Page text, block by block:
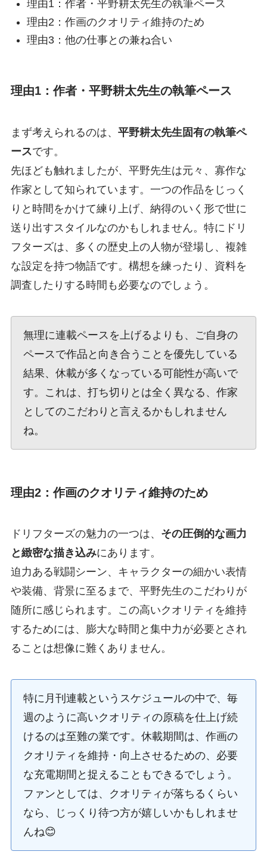
理由1：作者・平野耕太先生の執筆ペース
理由2：作画のクオリティ維持のため
理由3：他の仕事との兼ね合い
理由1：作者・平野耕太先生の執筆ペース
まず考えられるのは、 平野耕太先生固有の執筆ペ
ースです。
先ほども触れましたが、平野先生は元々、寡作な
作家として知られています。一つの作品をじっく
りと時間をかけて練り上げ、納得のいく形で世に
送り出すスタイルなのかもしれません。特にドリ
フターズは、多くの歴史上の人物が登場し、複雑
な設定を持つ物語です。構想を練ったり、資料を
調査したりする時間も必要なのでしょう。
無理に連載ペースを上げるよりも、ご自身の
ペースで作品と向き合うことを優先している
結果、休載が多くなっている可能性が高いで
す。これは、打ち切りとは全く異なる、作家
としてのこだわりと言えるかもしれません
ね。
理由2：作画のクオリティ維持のため
ドリフターズの魅力の一つは、 その圧倒的な画力
と緻密な描き込みにあります。
迫力ある戦闘シーン、キャラクターの細かい表情
や装備、背景に至るまで、平野先生のこだわりが
随所に感じられます。この高いクオリティを維持
するためには、膨大な時間と集中力が必要とされ
ることは想像に難くありません。
特に月刊連載というスケジュールの中で、毎
週のように高いクオリティの原稿を仕上げ続
けるのは至難の業です。休載期間は、作画の
クオリティを維持・向上させるための、必要
な充電期間と捉えることもできるでしょう。
ファンとしては、クオリティが落ちるくらい
なら、じっくり待つ方が嬉しいかもしれませ
んね😊